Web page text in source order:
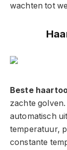
wachten tot
Beste
zachte
automatisch
temperatuur,
constante